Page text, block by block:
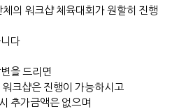
의 워크샵 체육대회가 원할히 진행
다
을 드리면
크샵은 진행이 가능하시고
추가금액은 없으며